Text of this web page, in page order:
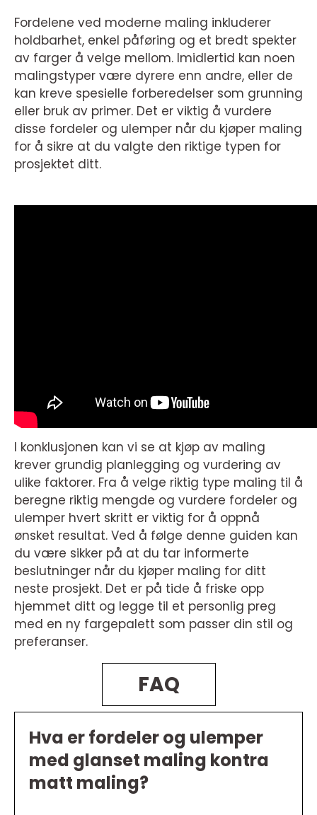
Fordelene ved moderne maling inkluderer
holdbarhet, enkel påføring og et bredt spekter
av farger å velge mellom. Imidlertid kan noen
malingstyper være dyrere enn andre, eller de
kan kreve spesielle forberedelser som grunning
eller bruk av primer. Det er viktig å vurdere
disse fordeler og ulemper når du kjøper maling
for å sikre at du valgte den riktige typen for
prosjektet ditt.
I konklusjonen kan vi se at kjøp av maling
krever grundig planlegging og vurdering av
ulike faktorer. Fra å velge riktig type maling til å
beregne riktig mengde og vurdere fordeler og
ulemper hvert skritt er viktig for å oppnå
ønsket resultat. Ved å følge denne guiden kan
du være sikker på at du tar informerte
beslutninger når du kjøper maling for ditt
neste prosjekt. Det er på tide å friske opp
hjemmet ditt og legge til et personlig preg
med en ny fargepalett som passer din stil og
preferanser.
FAQ
Hva er fordeler og ulemper
med glanset maling kontra
matt maling?